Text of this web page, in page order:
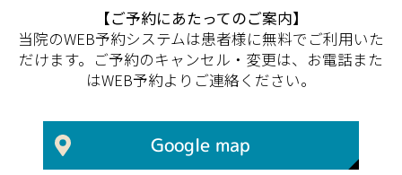
【ご予約にあたってのご案内】
当院のWEB予約システムは患者様に無料でご利用いた
だけます。ご予約のキャンセル・変更は、お電話また
はWEB予約よりご連絡ください。
Google map